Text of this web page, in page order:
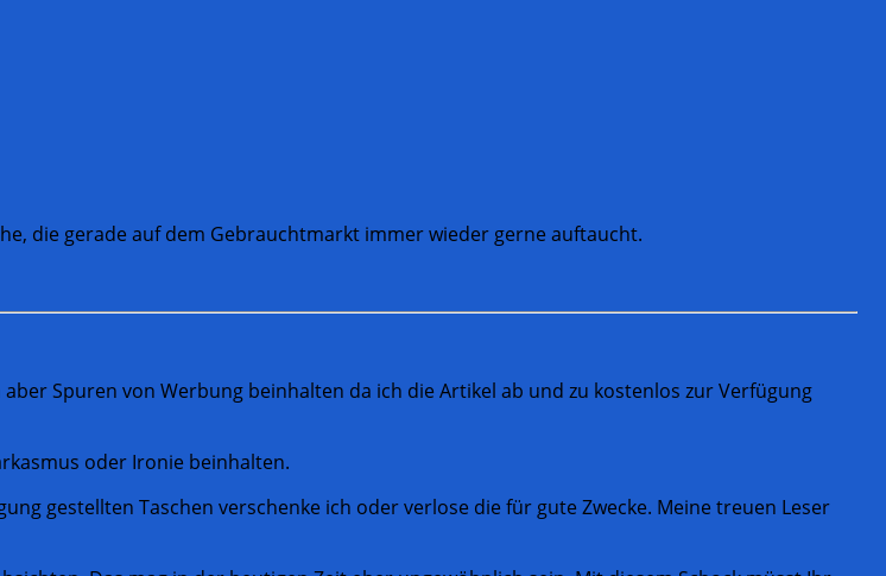
die gerade auf dem Gebrauchtmarkt immer wieder gerne auftaucht.
Spuren von Werbung beinhalten da ich die Artikel ab und zu kostenlos zur Verfügung
oder Ironie beinhalten.
gestellten Taschen verschenke ich oder verlose die für gute Zwecke. Meine treuen Leser